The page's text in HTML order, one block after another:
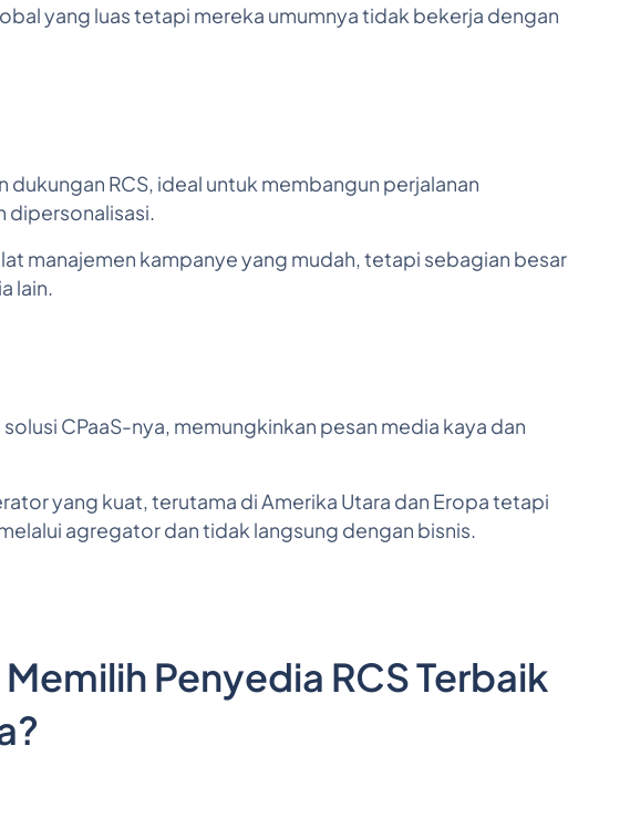
yang luas tetapi mereka umumnya tidak bekerja dengan
RCS, ideal untuk membangun perjalanan
dipersonalisasi.
manajemen kampanye yang mudah, tetapi sebagian besar
lain.
solusi CPaaS-nya, memungkinkan pesan media kaya dan
yang kuat, terutama di Amerika Utara dan Eropa tetapi
agregator dan tidak langsung dengan bisnis.
Penyedia RCS Terbaik